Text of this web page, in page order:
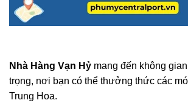
Nhà Hàng Vạn Hỷ mang đến không
trọng, nơi bạn có thể thưởng thức các
Trung Hoa.